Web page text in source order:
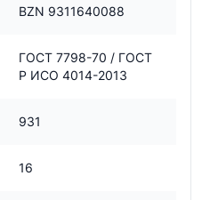
BZN 9311640088
ГОСТ 7798-70 / ГОСТ
Р ИСО 4014-2013
931
16